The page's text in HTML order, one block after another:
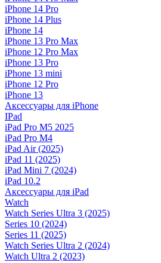
iPhone 14 Pro
iPhone 14 Plus
iPhone 14
iPhone 13 Pro Max
iPhone 12 Pro Max
iPhone 13 Pro
iPhone 13 mini
iPhone 12 Pro
iPhone 13
Аксессуары для iPhone
IPad
iPad Pro M5 2025
iPad Pro M4
iPad Air (2025)
iPad 11 (2025)
iPad Mini 7 (2024)
iPad 10.2
Аксессуары для iPad
Watch
Watch Series Ultra 3 (2025)
Series 10 (2024)
Series 11 (2025)
Watch Series Ultra 2 (2024)
Watch Ultra 2 (2023)